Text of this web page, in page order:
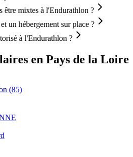
être mixtes à l'Endurathlon ?
un hébergement sur place ?
à l'Endurathlon ?
en Pays de la Loire
(85)